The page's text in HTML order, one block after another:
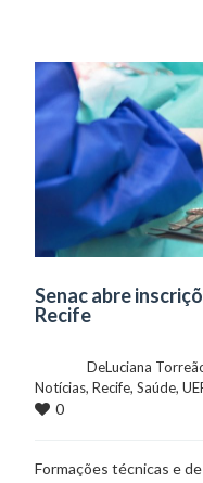
Senac abre
Recife
DeLuciana
Notícias, Recife, Saúde,
0
Formações técnicas e